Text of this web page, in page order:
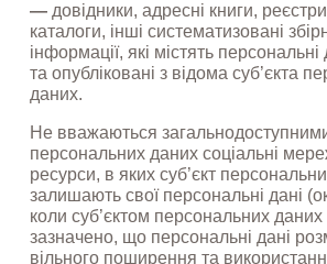
— довідники, адресні книги,
каталоги, інші систематизовані
інформації, які містять персональні
та опубліковані з відома суб’єкта
даних.
Не вважаються
персональних даних соціальні
ресурси, в яких суб’єкт
залишають свої персональні дані
коли суб’єктом персональних
зазначено, що персональні дані
вільного поширення та